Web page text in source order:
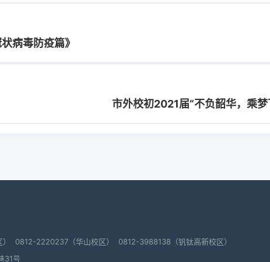
病毒防疫篇》
市外校初2021届“不负韶华，乘
） 0812-2220237（华山校区） 0812-3988138（钒钛高新校区）
31号